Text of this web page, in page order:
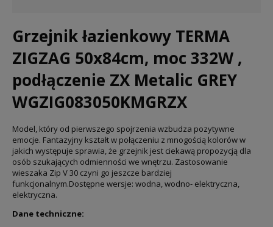
Grzejnik łazienkowy TERMA
ZIGZAG 50x84cm, moc 332W ,
podłączenie ZX Metalic GREY
WGZIG083050KMGRZX
Model, który od pierwszego spojrzenia wzbudza pozytywne
emocje. Fantazyjny kształt w połączeniu z mnogością kolorów w
jakich występuje sprawia, że grzejnik jest ciekawą propozycją dla
osób szukających odmienności we wnętrzu. Zastosowanie
wieszaka Zip V 30 czyni go jeszcze bardziej
funkcjonalnym.Dostępne wersje: wodna, wodno- elektryczna,
elektryczna.
Dane techniczne: